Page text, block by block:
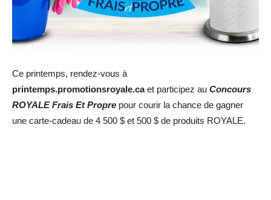
Ce printemps, rendez-vous à
printemps.promotionsroyale.caet participez au Concours
ROYALE Frais Et Propre pour courir la chance de gagner
une carte-cadeau de 4 500 $ et 500 $ de produits ROYALE.